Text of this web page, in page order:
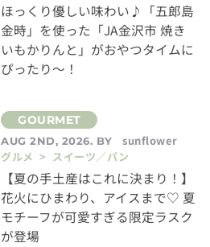
ほっくり優しい味わい♪「五郎島
金時」を使った「JA金沢市 焼き
いもかりんと」がおやつタイムに
ぴったり～！
AUG 2ND, 2026. BY
sunflower
グルメ > スイーツ／パン
【夏の手土産はこれに決まり！】
花火にひまわり、アイスまで♡ 夏
モチーフが可愛すぎる限定ラスク
が登場